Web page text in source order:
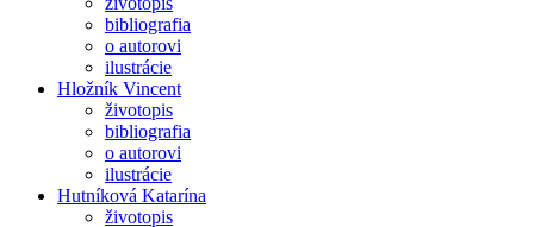
bibliografia
o autorovi
ilustrácie
Hložník Vincent
životopis
bibliografia
o autorovi
ilustrácie
Hutníková Katarína
životopis